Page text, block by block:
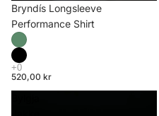
Bryndís Longsleeve
Performance Shirt
520,00 kr